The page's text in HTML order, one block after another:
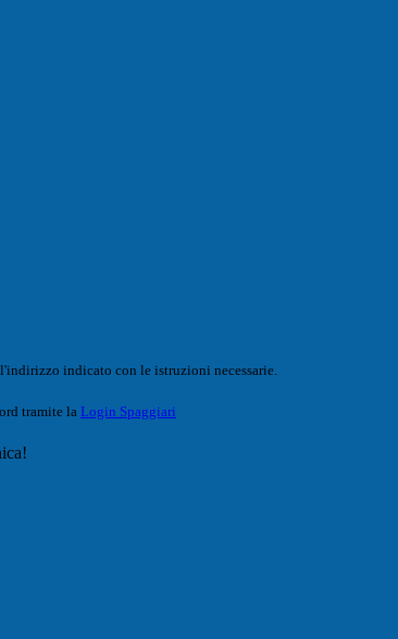
indicato con le istruzioni necessarie.
tramite la Login Spaggiari